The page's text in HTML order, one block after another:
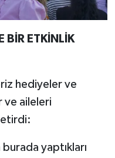
BİR ETKİNLİK
hediyeler ve
ve aileleri
burada yaptıkları